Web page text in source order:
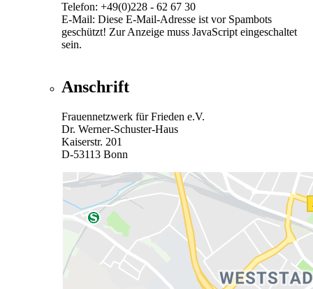
Telefon: +49(0)228 - 62 67 30
E-Mail: Diese E-Mail-Adresse ist vor Spambots
geschützt! Zur Anzeige muss JavaScript eingeschaltet
sein.
Anschrift
Frauennetzwerk für Frieden e.V.
Dr. Werner-Schuster-Haus
Kaiserstr. 201
D-53113 Bonn